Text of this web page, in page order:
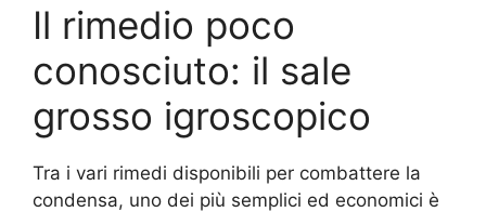
Il rimedio poco
conosciuto: il sale
grosso igroscopico
Tra i vari rimedi disponibili per combattere la
condensa, uno dei più semplici ed economici è